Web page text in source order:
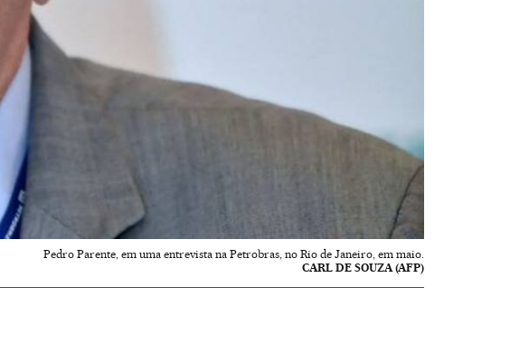
Pedro Parente, em uma entrevista na Petrobras, no Rio de Janeiro, em maio.
CARL DE SOUZA (AFP)